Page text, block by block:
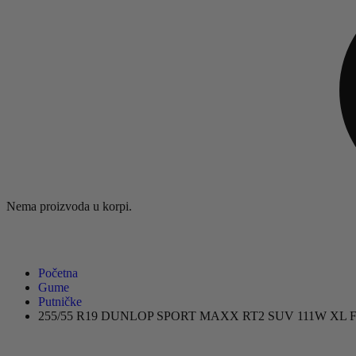
Nema proizvoda u korpi.
Početna
Gume
Putničke
255/55 R19 DUNLOP SPORT MAXX RT2 SUV 111W XL